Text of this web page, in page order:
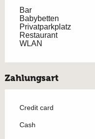
Bar
Babybetten
Privatparkplatz
Restaurant
WLAN
Zahlungsart
Credit card
Cash